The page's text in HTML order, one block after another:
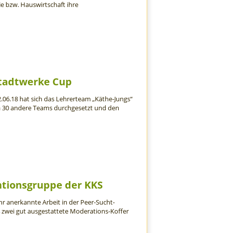
bzw. Hauswirtschaft ihre
Cup
hat sich das Lehrerteam „Käthe-Jungs“
andere Teams durchgesetzt und den
der KKS
anerkannte Arbeit in der Peer-Sucht-
gut ausgestattete Moderations-Koffer